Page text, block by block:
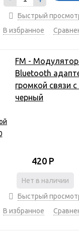
Быстрый
В избранное
FM -
Bluetooth
громкой связи
черный
420 Р
Нет в наличии
Быстрый
В избранное